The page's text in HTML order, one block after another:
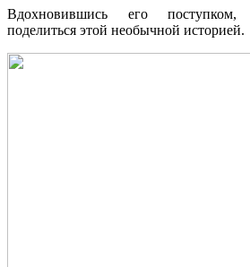
Вдохновившись его поступком,
поделиться этой необычной историей.